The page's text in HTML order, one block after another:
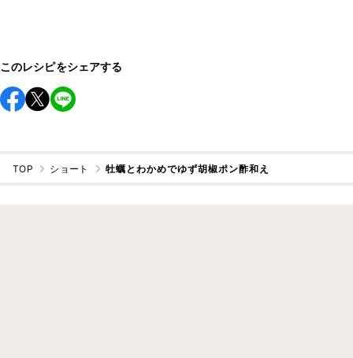
このレシピをシェアする
TOP ショート 牡蠣とわかめでゆず胡椒ポン酢和え